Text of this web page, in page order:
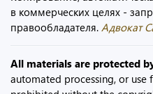
в коммерческих целях -
правообладателя. Адвокат
All materials are protected
automated processing, or use